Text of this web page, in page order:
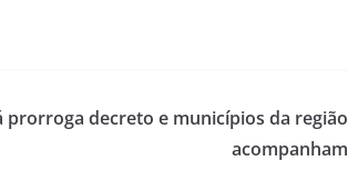
prorroga decreto e municípios da região
acompanham